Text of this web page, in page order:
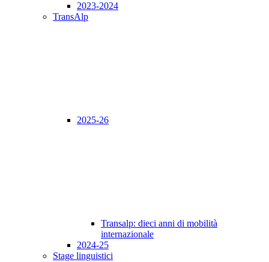
2023-2024
TransAlp
2025-26
Transalp: dieci anni di mobilità
internazionale
2024-25
Stage linguistici